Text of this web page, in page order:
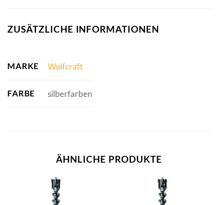
ZUSÄTZLICHE INFORMATIONEN
MARKE Wolfcraft
FARBE silberfarben
ÄHNLICHE PRODUKTE